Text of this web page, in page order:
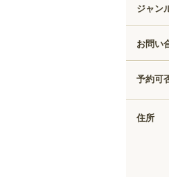
ジャン
お問い
予約可
住所